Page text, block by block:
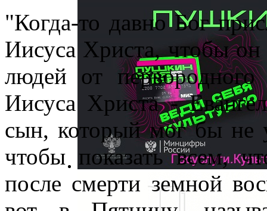
"Когда-то давно Бог
Иисуса Христа, чтобы
людей от
Иисуса Христа -
сын, который мог бы не
чтобы показать всем,
после смерти земной